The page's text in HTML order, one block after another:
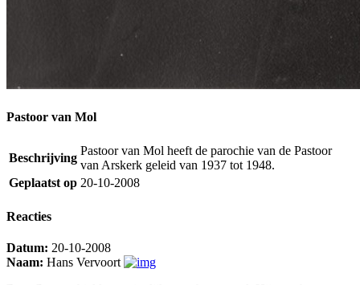
Pastoor van Mol
Beschrijving
Pastoor van Mol heeft de parochie van de Pastoor
van Arskerk geleid van 1937 tot 1948.
Geplaatst op 20-10-2008
Reacties
Datum: 20-10-2008
Naam: Hans Vervoort